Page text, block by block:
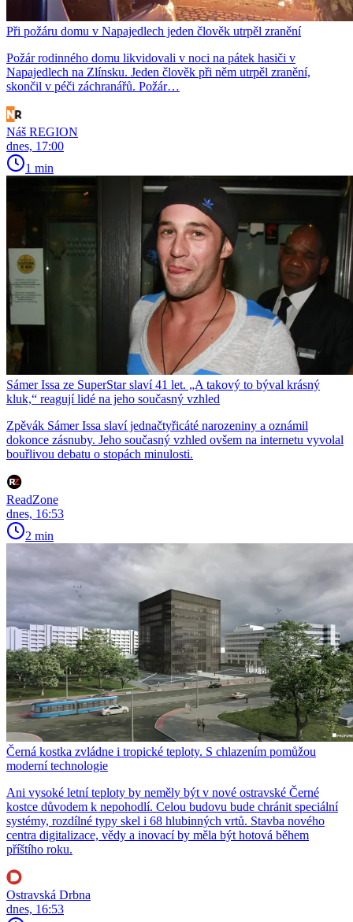
Při požáru domu v Napajedlech jeden člověk utrpěl zranění
Požár rodinného domu likvidovali v noci na pátek hasiči v
Napajedlech na Zlínsku. Jeden člověk při něm utrpěl zranění,
skončil v péči záchranářů. Požár…
Náš REGION
dnes, 17:00
1 min
Sámer Issa ze SuperStar slaví 41 let. „A takový to býval krásný
kluk,“ reagují lidé na jeho současný vzhled
Zpěvák Sámer Issa slaví jednačtyřicáté narozeniny a oznámil
dokonce zásnuby. Jeho současný vzhled ovšem na internetu vyvolal
bouřlivou debatu o stopách minulosti.
ReadZone
dnes, 16:53
2 min
Černá kostka zvládne i tropické teploty. S chlazením pomůžou
moderní technologie
Ani vysoké letní teploty by neměly být v nové ostravské Černé
kostce důvodem k nepohodlí. Celou budovu bude chránit speciální
systémy, rozdílné typy skel i 68 hlubinných vrtů. Stavba nového
centra digitalizace, vědy a inovací by měla být hotová během
příštího roku.
Ostravská Drbna
dnes, 16:53